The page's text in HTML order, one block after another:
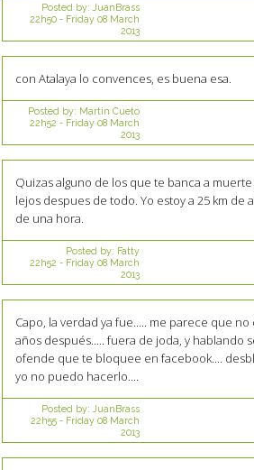
Posted by: JuanBrass
22h50- Friday 08 March
2013
con Atalaya lo convences, es buena esa.
Posted by: Martin Cueto
22h52 - Friday 08 March
2013
Quizas alguno de los que te banca a
lejos despues de todo. Yo estoy a 25 km de
de una hora.
Posted by: Fatty
22h52 - Friday 08 March
2013
Capo, la verdad ya fue..... me parece que
años después..... fuera de joda, y hablando
ofende que te bloquee en facebook....
yo no puedo hacerlo....
Posted by: JuanBrass
22h55- Friday 08 March
2013